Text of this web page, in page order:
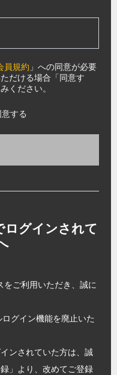
員規約 」への同意が必要
だける場合「同意す
ください。
する
グインされて
をご利用いただき、誠に
グイン機能を廃止いた
ンされていた方は、誠
」より、改めてご登録